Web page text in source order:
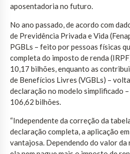
aposentadoria no futuro.
No ano passado, de acordo com
de Previdência Privada e Vida
PGBLs – feito por pessoas físicas
completa do imposto de renda
10,17 bilhões, enquanto as
de Benefícios Livres (VGBLs) –
declaração no modelo simplificado
106,62 bilhões.
“Independente da correção da
declaração completa, a aplicação
vantajosa. Dependendo do valor da